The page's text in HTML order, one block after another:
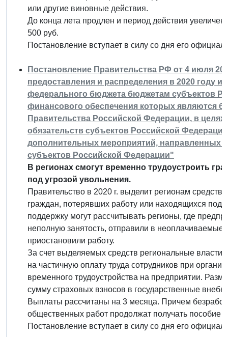
или другие виновные действия.
До конца лета продлен и период действия
500 руб.
Постановление вступает в силу со дня его
Постановление Правительства РФ от 4 июля
предоставления и распределения в 2020 году
федерального бюджета бюджетам субъектов
финансового обеспечения которых являются
Правительства Российской Федерации, в
обязательств субъектов Российской
дополнительных мероприятий, направленных
субъектов Российской Федерации"
В регионах смогут временно трудоустроить
под угрозой увольнения.
Правительство в 2020 г. выделит регионам
граждан, потерявших работу или находящихся под
поддержку могут рассчитывать регионы, где
неполную занятость, отправили в неоплачиваемые
приостановили работу.
За счет выделяемых средств региональные власти
на частичную оплату труда сотрудников при
временного трудоустройства на предприятии.
сумму страховых взносов в государственные
Выплаты рассчитаны на 3 месяца. Причем
общественных работ продолжат получать пособие
Постановление вступает в силу со дня его